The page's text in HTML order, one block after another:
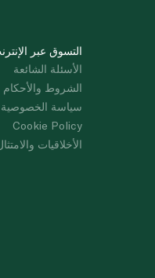
التسوق عبر
الأسئلة الشائعة
الشروط والأحكام
سياسة الخصوصية
Cookie Policy
الأخلاقيات